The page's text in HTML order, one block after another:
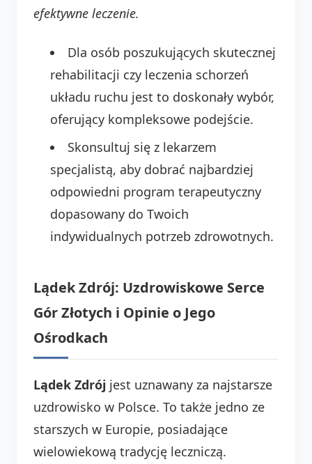
efektywne leczenie.
Dla osób poszukujących skutecznej
rehabilitacji czy leczenia schorzeń
układu ruchu jest to doskonały wybór,
oferujący kompleksowe podejście.
Skonsultuj się z lekarzem
specjalistą, aby dobrać najbardziej
odpowiedni program terapeutyczny
dopasowany do Twoich
indywidualnych potrzeb zdrowotnych.
Lądek Zdrój: Uzdrowiskowe Serce
Gór Złotych i Opinie o Jego
Ośrodkach
Lądek Zdrój jest uznawany za najstarsze
uzdrowisko w Polsce. To także jedno ze
starszych w Europie, posiadające
wielowiekową tradycję leczniczą.